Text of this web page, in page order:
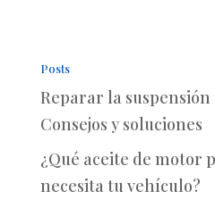
Posts
Reparar la
Consejos y soluciones
¿Qué aceite de motor
necesita tu vehículo?